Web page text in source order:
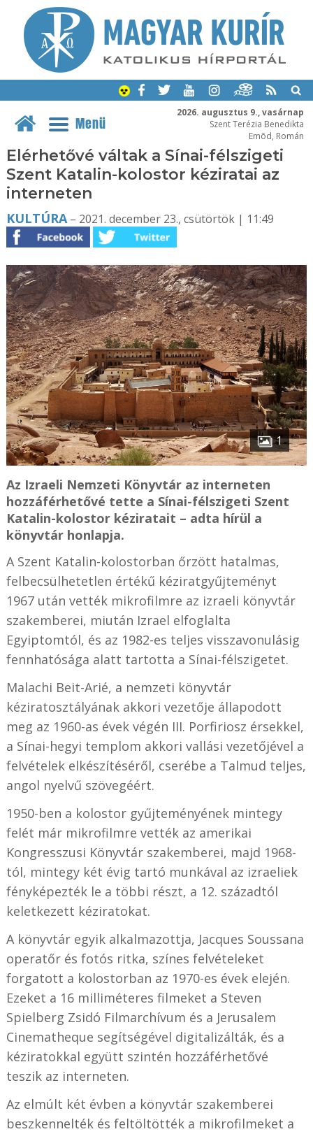
2026. augusztus 9., vasárnap
Szent Terézia Benedikta
Emõd, Román
Menü
Elérhetővé váltak a Sínai-félszigeti
Szent Katalin-kolostor kéziratai az
interneten
KULTÚRA– 2021. december 23., csütörtök | 11:49
1
Az Izraeli Nemzeti Könyvtár az interneten
hozzáférhetővé tette a Sínai-félszigeti Szent
Katalin-kolostor kéziratait – adta hírül a
könyvtár honlapja.
A Szent Katalin-kolostorban őrzött hatalmas,
felbecsülhetetlen értékű kéziratgyűjteményt
1967 után vették mikrofilmre az izraeli könyvtár
szakemberei, miután Izrael elfoglalta
Egyiptomtól, és az 1982-es teljes visszavonulásig
fennhatósága alatt tartotta a Sínai-félszigetet.
Malachi Beit-Arié, a nemzeti könyvtár
kéziratosztályának akkori vezetője állapodott
meg az 1960-as évek végén III. Porfiriosz érsekkel,
a Sínai-hegyi templom akkori vallási vezetőjével a
felvételek elkészítéséről, cserébe a Talmud teljes,
angol nyelvű szövegéért.
1950-ben a kolostor gyűjteményének mintegy
felét már mikrofilmre vették az amerikai
Kongresszusi Könyvtár szakemberei, majd 1968-
tól, mintegy két évig tartó munkával az izraeliek
fényképezték le a többi részt, a 12. századtól
keletkezett kéziratokat.
A könyvtár egyik alkalmazottja, Jacques Soussana
operatőr és fotós ritka, színes felvételeket
forgatott a kolostorban az 1970-es évek elején.
Ezeket a 16 milliméteres filmeket a Steven
Spielberg Zsidó Filmarchívum és a Jerusalem
Cinematheque segítségével digitalizálták, és a
kéziratokkal együtt szintén hozzáférhetővé
teszik az interneten.
Az elmúlt két évben a könyvtár szakemberei
beszkennelték és feltöltötték a mikrofilmeket a